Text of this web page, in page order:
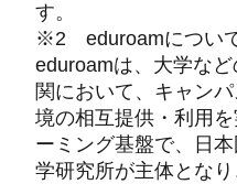
す。
※2 eduroamについ
eduroamは、大学な
関において、キャン
境の相互提供・利用
ーミング基盤で、日
学研究所が主体とな